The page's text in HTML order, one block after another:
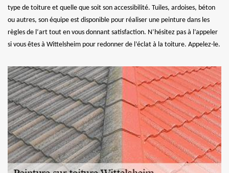
type de toiture et quelle que soit son accessibilité. Tuiles, ardoises, béton
ou autres, son équipe est disponible pour réaliser une peinture dans les
règles de l‘art tout en vous donnant satisfaction. N’hésitez pas à l’appeler
si vous êtes à Wittelsheim pour redonner de l’éclat à la toiture. Appelez-le.